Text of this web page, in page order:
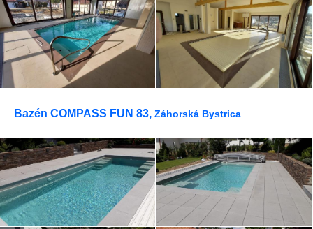
Bazén COMPASS FUN 83, Záhorská Bystrica